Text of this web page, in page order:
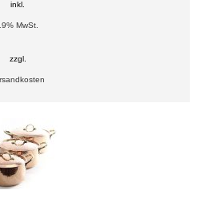
inkl.
MwSt.
zzgl.